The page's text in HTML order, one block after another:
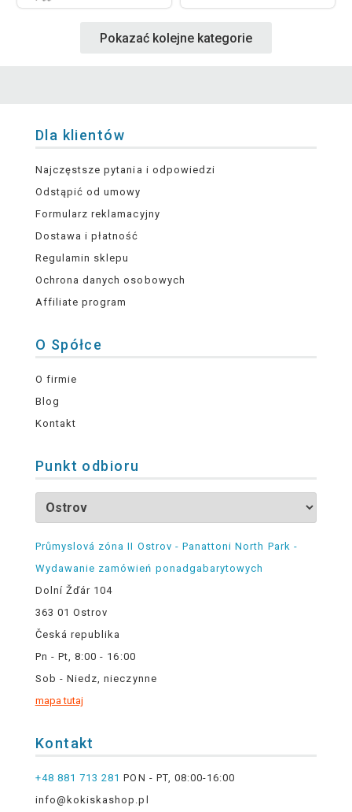
Pokazać kolejne kategorie
Dla klientów
Najczęstsze pytania i odpowiedzi
Odstąpić od umowy
Formularz reklamacyjny
Dostawa i płatność
Regulamin sklepu
Ochrona danych osobowych
Affiliate program
O Spółce
O firmie
Blog
Kontakt
Punkt odbioru
Průmyslová zóna II Ostrov - Panattoni North Park -
Wydawanie zamówień ponadgabarytowych
Dolní Žďár 104
363 01 Ostrov
Česká republika
Pn - Pt, 8:00 - 16:00
Sob - Niedz, nieczynne
mapa tutaj
Kontakt
+48 881 713 281 PON - PT, 08:00-16:00
info@kokiskashop.pl